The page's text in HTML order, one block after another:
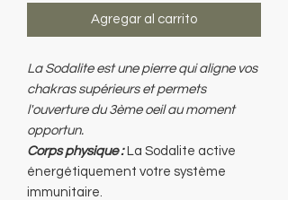
Agregar al carrito
La Sodalite est une pierre qui aligne vos
chakras supérieurs et permets
l'ouverture du 3ème oeil au moment
opportun.
Corps physique :La Sodalite active
énergétiquement votre système
immunitaire.